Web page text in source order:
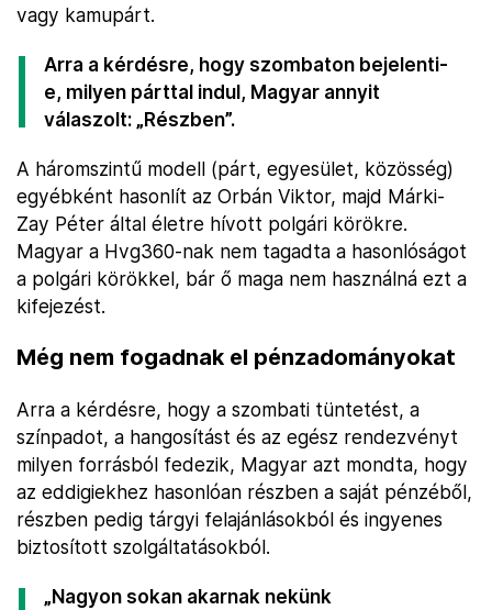
vagy kamupárt.
Arra a kérdésre, hogy szombaton bejelenti-
e, milyen párttal indul, Magyar annyit
válaszolt: „Részben”.
A háromszintű modell (párt, egyesület, közösség)
egyébként hasonlít az Orbán Viktor, majd Márki-
Zay Péter által életre hívott polgári körökre.
Magyar a Hvg360-nak nem tagadta a hasonlóságot
a polgári körökkel, bár ő maga nem használná ezt a
kifejezést.
Még nem fogadnak el pénzadományokat
Arra a kérdésre, hogy a szombati tüntetést, a
színpadot, a hangosítást és az egész rendezvényt
milyen forrásból fedezik, Magyar azt mondta, hogy
az eddigiekhez hasonlóan részben a saját pénzéből,
részben pedig tárgyi felajánlásokból és ingyenes
biztosított szolgáltatásokból.
„Nagyon sokan akarnak nekünk